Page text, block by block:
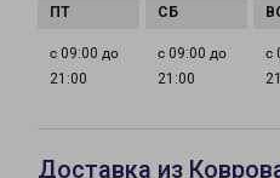
с 09:00 до
21:00
с 09:00 до
21:00
с
Доставка из